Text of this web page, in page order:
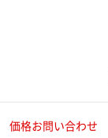
価格お問い合わせ